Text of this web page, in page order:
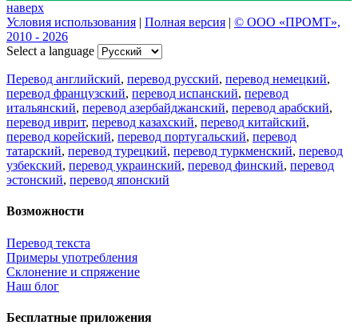
наверх
Условия использования | Полная версия | © ООО «ПРОМТ»,
2010 - 2026
Select a language
Перевод английский, перевод русский, перевод немецкий,
перевод французский, перевод испанский, перевод
итальянский, перевод азербайджанский, перевод арабский,
перевод иврит, перевод казахский, перевод китайский,
перевод корейский, перевод португальский, перевод
татарский, перевод турецкий, перевод туркменский, перевод
узбекский, перевод украинский, перевод финский, перевод
эстонский, перевод японский
Возможности
Перевод текста
Примеры употребления
Склонение и спряжение
Наш блог
Бесплатные приложения